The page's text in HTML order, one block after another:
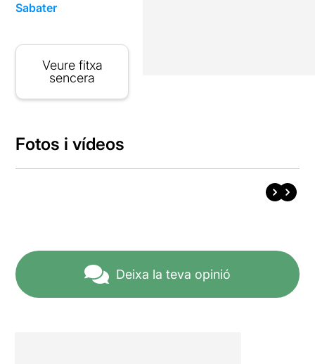
Sabater
Veure fitxa
sencera
Fotos i vídeos
Deixa la teva opinió